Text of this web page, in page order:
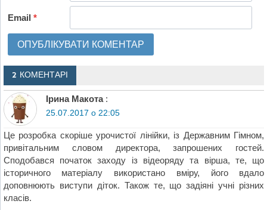
Email*
2 КОМЕНТАРІ
Ірина Макота :
25.07.2017 о 22:05
Це розробка скоріше урочистої лінійки, із Державним Гімном,
привітальним словом директора, запрошених гостей.
Сподобався початок заходу із відеоряду та вірша, те, що
історичного матеріалу використано вміру, його вдало
доповнюють виступи діток. Також те, що задіяні учні різних
класів.